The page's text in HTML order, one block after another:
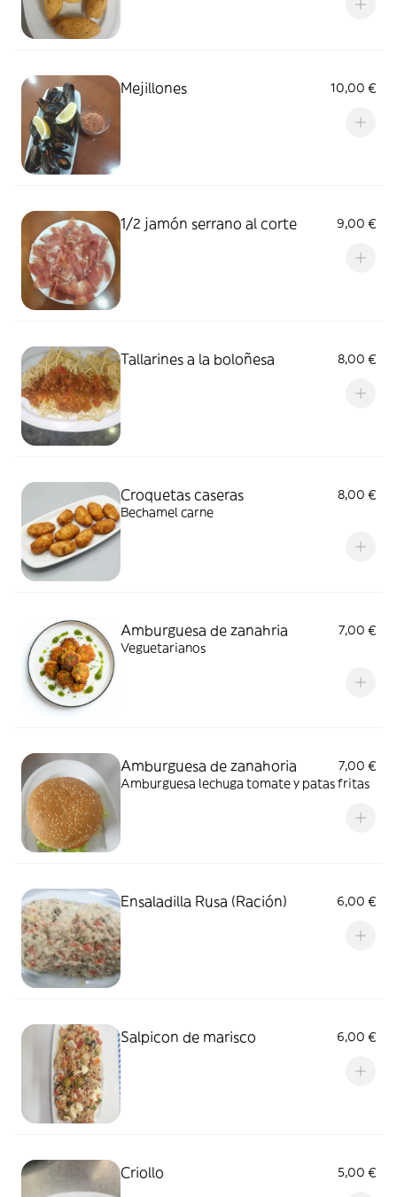
Mejillones 10,00 €
1/2 jamón serrano al corte 9,00 €
Tallarines a la boloñesa 8,00 €
Croquetas caseras
8,00 €
Bechamel carne
Amburguesa de zanahria
7,00 €
Veguetarianos
Amburguesa de zanahoria
7,00 €
Amburguesa lechuga tomate y patas fritas
Ensaladilla Rusa (Ración) 6,00 €
Salpicon de marisco 6,00 €
Criollo 5,00 €